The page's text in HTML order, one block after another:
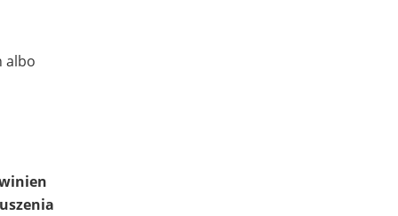
albo